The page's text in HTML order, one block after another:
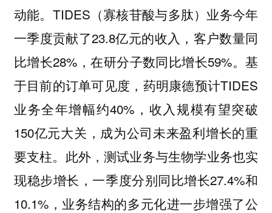
动能。TIDES（寡核苷酸与多肽）业务今年
一季度贡献了23.8亿元的收入，客户数量同
比增长28%，在研分子数同比增长59%。基
于目前的订单可见度，药明康德预计TIDES
业务全年增幅约40%，收入规模有望突破
150亿元大关，成为公司未来盈利增长的重
要支柱。此外，测试业务与生物学业务也实
现稳步增长，一季度分别同比增长27.4%和
10.1%，业务结构的多元化进一步增强了公